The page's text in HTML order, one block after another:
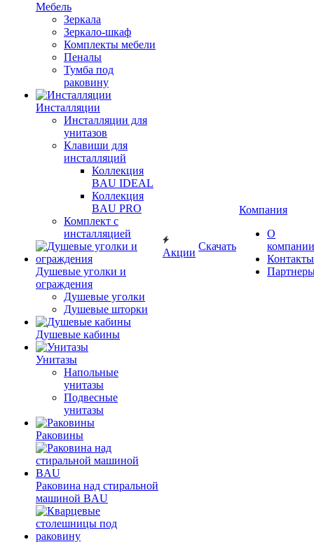
Мебель
Зеркала
Зеркало-шкаф
Комплекты мебели
Пеналы
Тумба под
раковину
Инсталляции
Инсталляции для
унитазов
Клавиши для
инсталляций
Коллекция
BAU IDEAL
Коллекция
BAU PRO
Комплект с
инсталляцией
Душевые уголки и
ограждения
Душевые уголки
Душевые шторки
Душевые кабины
Унитазы
Напольные
унитазы
Подвесные
унитазы
Раковины
Раковина над стиральной
машиной BAU
Акции
Скачать
Компания
О
компании
Контакты